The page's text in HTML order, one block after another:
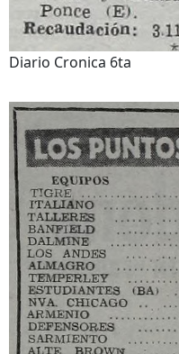
Diario Cronica 6ta